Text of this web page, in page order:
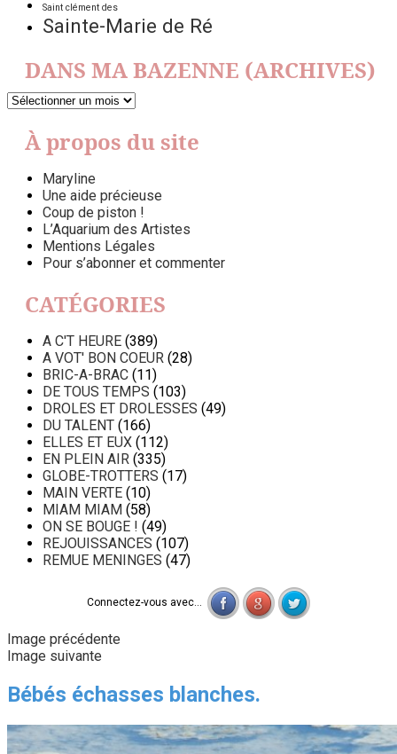
Saint clément des
Sainte-Marie de Ré
DANS MA BAZENNE (ARCHIVES)
DANS
BAZENNE
(ARCHIVES)
À propos du site
Maryline
Une aide précieuse
Coup de piston !
L’Aquarium des Artistes
Mentions Légales
Pour s’abonner et commenter
CATÉGORIES
A C'T HEURE (389)
A VOT' BON COEUR (28)
BRIC-A-BRAC (11)
DE TOUS TEMPS (103)
DROLES ET DROLESSES (49)
DU TALENT (166)
ELLES ET EUX (112)
EN PLEIN AIR (335)
GLOBE-TROTTERS (17)
MAIN VERTE (10)
MIAM MIAM (58)
ON SE BOUGE ! (49)
REJOUISSANCES (107)
REMUE MENINGES (47)
Connectez-vous avec...
Image précédente
Image suivante
Bébés échasses blanches.